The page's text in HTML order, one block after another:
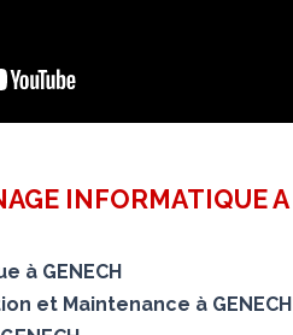
INFORMATIQUE A
à GENECH
et Maintenance à GENECH